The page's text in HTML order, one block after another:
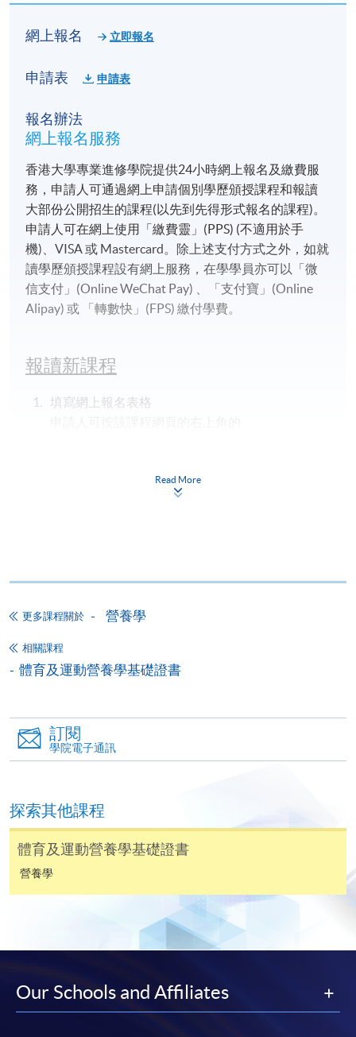
網上報名 立即報名
申請表 申請表
報名辦法
網上報名服務
香港大學專業進修學院提供24小時網上報名及繳費服
務，申請人可通過網上申請個別學歷頒授課程和報讀
大部份公開招生的課程(以先到先得形式報名的課程)。
申請人可在網上使用「繳費靈」(PPS) (不適用於手
機)、VISA 或 Mastercard。除上述支付方式之外，如就
讀學歷頒授課程設有網上服務，在學學員亦可以「微
信支付」(Online WeChat Pay) 、「支付寶」(Online
Alipay) 或 「轉數快」(FPS) 繳付學費。
報讀新課程
填寫網上報名表格
繳費靈網上服務- 申請人須先開立繳費靈戶口及設
*信用咭網上繳費服務
*香港大學專業進修學院Mastercard卡持有人如欲享用十個
月免息分期付款優惠，必須親臨本學院設有報名服務的教
學中心作付款安排。
如欲了解如何於網上報讀新課程及繳費，請瀏覽網上
-個別學歷頒授課程
Read More
更多課程關於 營養學
相關課程
體育及運動營養學基礎證書
訂閱
學院電子通訊
探索其他課程
體育及運動營養學基礎證書
營養學
Our Schools and Affiliates